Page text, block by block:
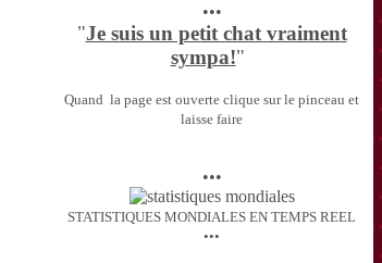
•••
"Je suis un petit chat vraiment
sympa!"
Quand la page est ouverte clique sur le pinceau et
laisse faire
•••
STATISTIQUES MONDIALES EN TEMPS REEL
•••